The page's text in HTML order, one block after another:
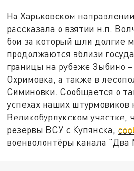
На Харьковском
рассказала о взятии н.п.
бои за который шли долгие
продолжаются вблизи
границы на рубеже Зыбино –
Охримовка, а также в
Симиновки. Сообщается о
успехах наших штурмовиков
Великобурлукском участке,
резервы ВСУ с Купянска,
военволонтёры канала "Два